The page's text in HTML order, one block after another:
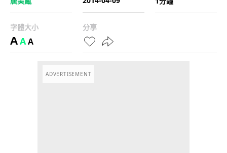
字體大小
AAA
分享
ADVERTISEMENT